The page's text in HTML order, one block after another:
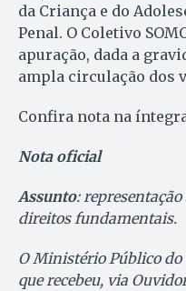
da Criança e do
Penal. O Coletivo
apuração, dada a
ampla circulação dos
Confira nota na
Nota oficial
Assunto:
direitos fundamentais.
O Ministério Público
que recebeu, via